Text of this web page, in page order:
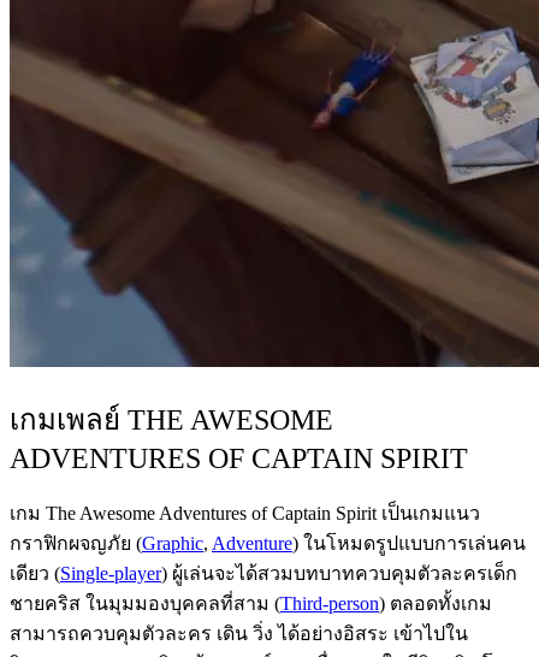
เกมเพลย์ THE AWESOME
ADVENTURES OF CAPTAIN SPIRIT
เกม The Awesome Adventures of Captain Spirit เป็นเกมแนว
กราฟิกผจญภัย (Graphic, Adventure) ในโหมดรูปแบบการเล่นคน
เดียว (Single-player) ผู้เล่นจะได้สวมบทบาทควบคุมตัวละครเด็ก
ชายคริส ในมุมมองบุคคลที่สาม (Third-person) ตลอดทั้งเกม
สามารถควบคุมตัวละคร เดิน วิ่ง ได้อย่างอิสระ เข้าไปใน